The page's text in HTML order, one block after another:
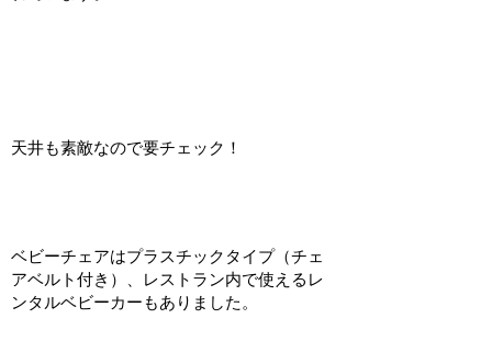
天井も素敵なので要チェック！
ベビーチェアはプラスチックタイプ（チェ
アベルト付き）、レストラン内で使えるレ
ンタルベビーカーもありました。